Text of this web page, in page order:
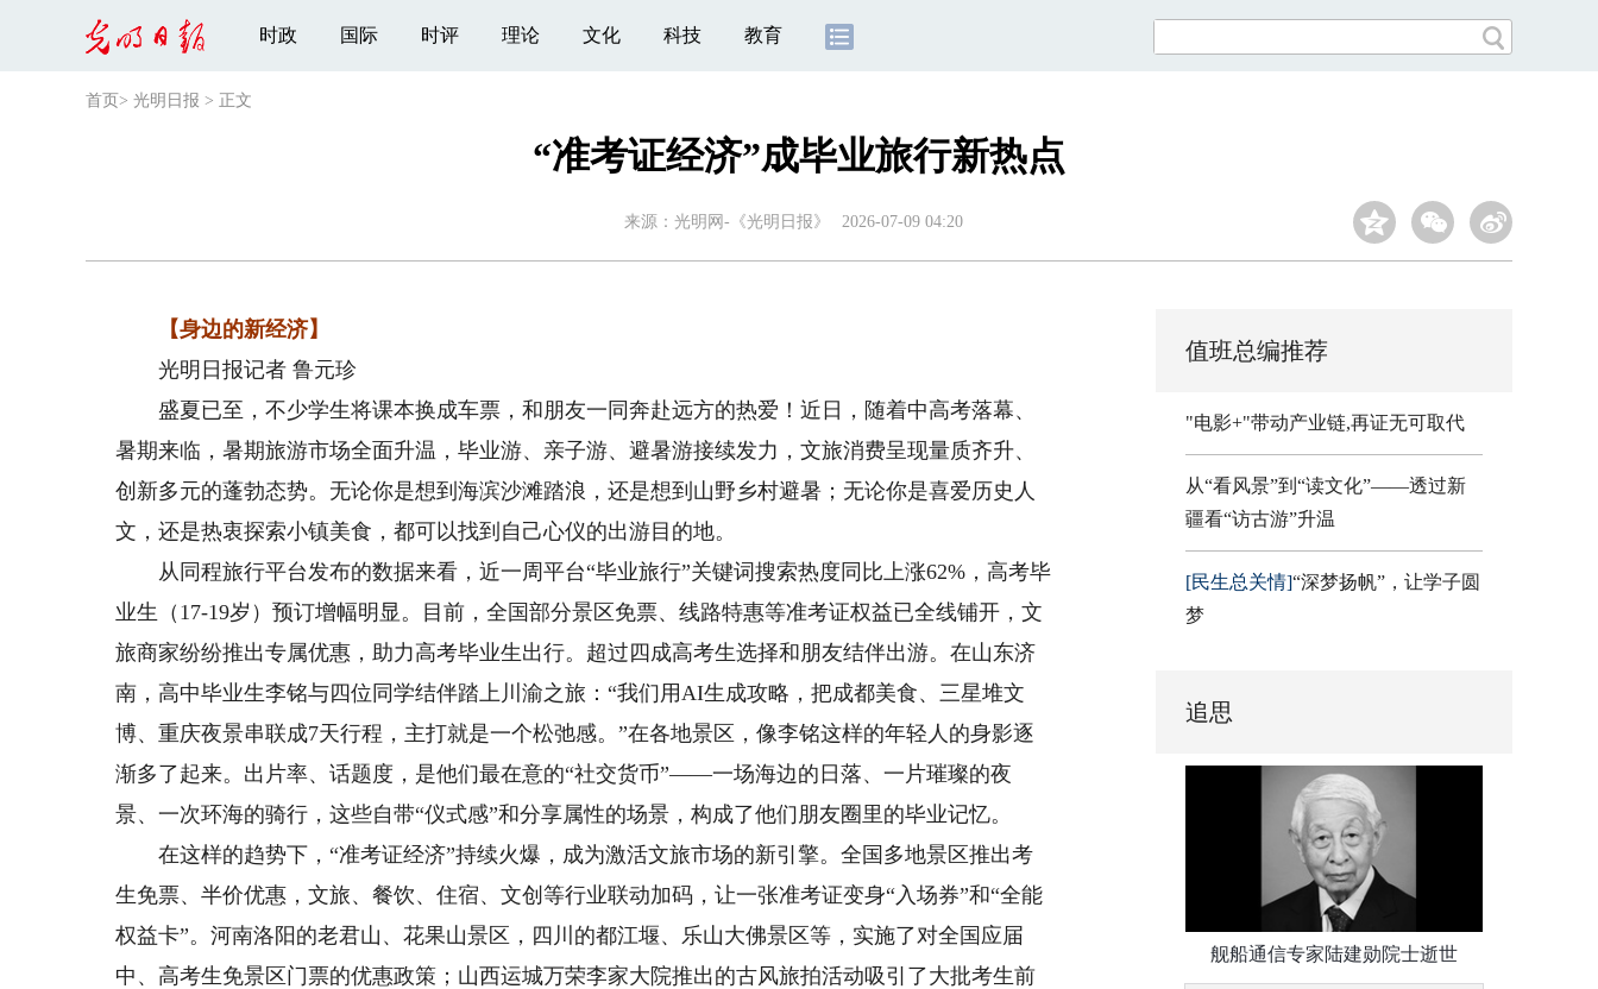
时政 国际 时评 理论 文化 科技 教育
首页 > 光明日报 > 正文
“准考证经济”成毕业旅行新热点
来源： 光明网-《光明日报》 2026-07-09 04:20
【身边的新经济】
光明日报记者 鲁元珍
盛夏已至，不少学生将课本换成车票，和朋友一同奔赴远方的热爱！近日，随着中高考落幕、
暑期来临，暑期旅游市场全面升温，毕业游、亲子游、避暑游接续发力，文旅消费呈现量质齐升、
创新多元的蓬勃态势。无论你是想到海滨沙滩踏浪，还是想到山野乡村避暑；无论你是喜爱历史人
文，还是热衷探索小镇美食，都可以找到自己心仪的出游目的地。
从同程旅行平台发布的数据来看，近一周平台“毕业旅行”关键词搜索热度同比上涨62%，高考毕
业生（17-19岁）预订增幅明显。目前，全国部分景区免票、线路特惠等准考证权益已全线铺开，文
旅商家纷纷推出专属优惠，助力高考毕业生出行。超过四成高考生选择和朋友结伴出游。在山东济
南，高中毕业生李铭与四位同学结伴踏上川渝之旅：“我们用AI生成攻略，把成都美食、三星堆文
博、重庆夜景串联成7天行程，主打就是一个松弛感。”在各地景区，像李铭这样的年轻人的身影逐
渐多了起来。出片率、话题度，是他们最在意的“社交货币”——一场海边的日落、一片璀璨的夜
景、一次环海的骑行，这些自带“仪式感”和分享属性的场景，构成了他们朋友圈里的毕业记忆。
在这样的趋势下，“准考证经济”持续火爆，成为激活文旅市场的新引擎。全国多地景区推出考
生免票、半价优惠，文旅、餐饮、住宿、文创等行业联动加码，让一张准考证变身“入场券”和“全能
权益卡”。河南洛阳的老君山、花果山景区，四川的都江堰、乐山大佛景区等，实施了对全国应届
中、高考生免景区门票的优惠政策；山西运城万荣李家大院推出的古风旅拍活动吸引了大批考生前
值班总编推荐
"电影+"带动产业链,再证无可取代
从“看风景”到“读文化”——透过新
疆看“访古游”升温
[民生总关情]“深梦扬帆”，让学子圆
梦
追思
舰船通信专家陆建勋院士逝世